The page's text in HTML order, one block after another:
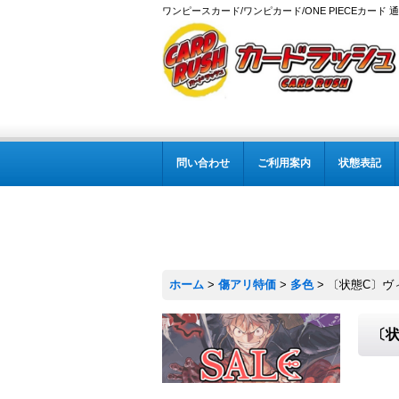
ワンピースカード/ワンピカード/ONE PIECEカード
問い合わせ ご利用案内 状態表記
ホーム > 傷アリ特価 > 多色 > 〔状態C〕
〔